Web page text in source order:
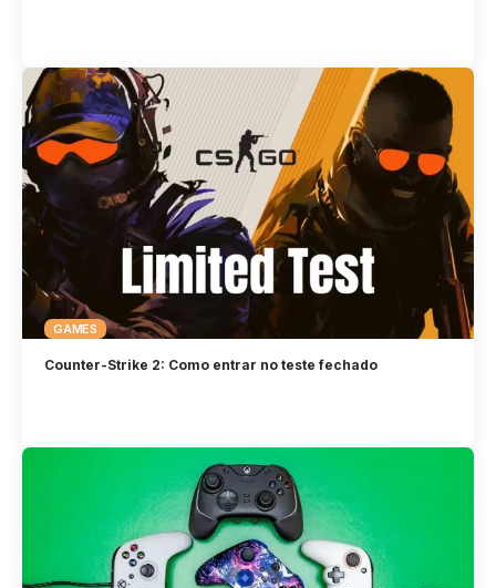
GAMES
Counter-Strike 2: Como entrar no teste fechado